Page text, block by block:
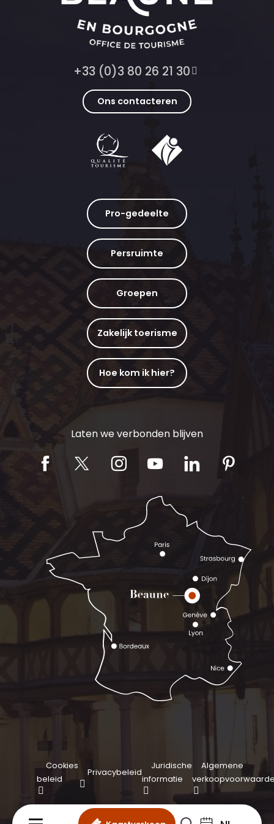
+33 (0)3 80 26 21 30
Ons contacteren
Pro-gedeelte
Persruimte
Groepen
Zakelijk toerisme
Hoe kom ik hier?
Laten we verbonden blijven
Cookies
beleid
Privacybeleid
Juridische
informatie
Algemene